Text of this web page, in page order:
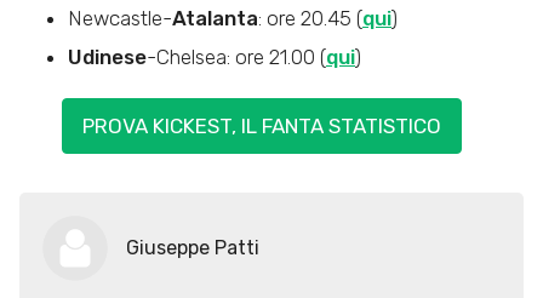
Newcastle-Atalanta: ore 20.45 (qui)
Udinese-Chelsea: ore 21.00 (qui)
PROVA KICKEST, IL FANTA STATISTICO
Giuseppe Patti